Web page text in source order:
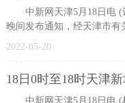
中新网天津5月18日电 (
晚间发布通知，经天津市有
(面向普
2022-05-20
18日0时至18时天津
中新网天津5月18日电 (